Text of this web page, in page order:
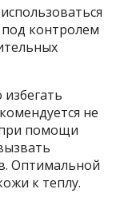
контролем
не
при помощи
Оптимальной
к теплу.